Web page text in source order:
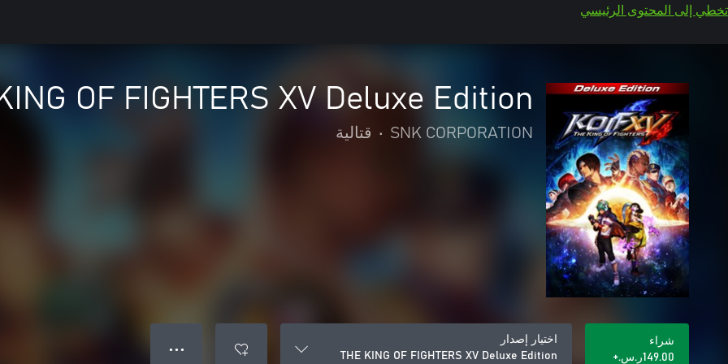
تخطي إلى المحتوى الرئيسي
OF FIGHTERS XV Deluxe Edition
SNK CORPORATION
• قتالية
شراء
‪ر.س.‏‎149.00‬+
اختيار إصدار
THE KING OF FIGHTERS XV Deluxe Edition
● ● ●